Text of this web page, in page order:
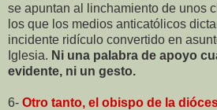
se apuntan al linchamiento de unos
los que los medios anticatólicos
incidente ridículo convertido en
Iglesia. Ni una palabra de apoyo
evidente, ni un gesto.
6- Otro tanto, el obispo de la